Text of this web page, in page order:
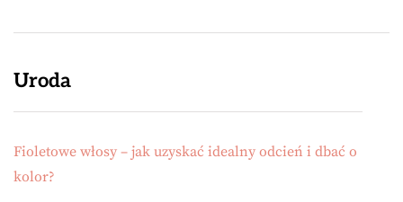
Uroda
Fioletowe włosy – jak uzyskać idealny odcień i dbać o
kolor?